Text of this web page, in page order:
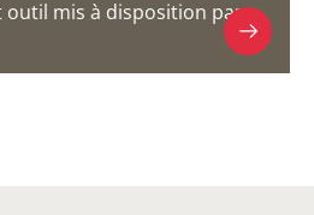
outil mis à disposition par